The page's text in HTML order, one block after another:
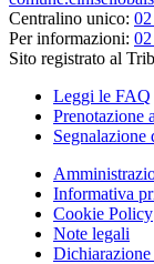
Centralino unico:
Per informazioni:
Sito registrato al
Leggi le FAQ
Prenotazione
Segnalazione
Informativa
Cookie Policy
Note legali
Dichiarazione